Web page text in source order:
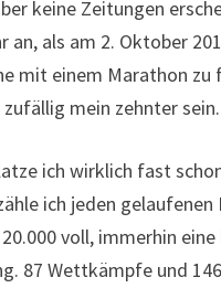
keine Zeitungen
an, als am 2. Oktober
mit einem Marathon zu
zufällig mein zehnter sein.
ich wirklich fast
ich jeden
voll, immerhin eine
87 Wettkämpfe und